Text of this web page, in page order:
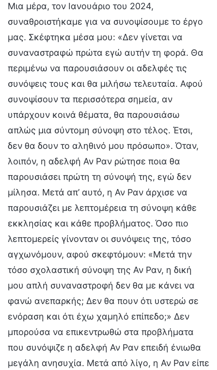
Μια μέρα, τον Ιανουάριο του 2024,
συναθροιστήκαμε για να συνοψίσουμε το έργο
μας. Σκέφτηκα μέσα μου: «Δεν γίνεται να
συναναστραφώ πρώτα εγώ αυτήν τη φορά. Θα
περιμένω να παρουσιάσουν οι αδελφές τις
συνόψεις τους και θα μιλήσω τελευταία. Αφού
συνοψίσουν τα περισσότερα σημεία, αν
υπάρχουν κοινά θέματα, θα παρουσιάσω
απλώς μια σύντομη σύνοψη στο τέλος. Έτσι,
δεν θα δουν το αληθινό μου πρόσωπο». Όταν,
λοιπόν, η αδελφή Αν Ραν ρώτησε ποια θα
παρουσιάσει πρώτη τη σύνοψή της, εγώ δεν
μίλησα. Μετά απ’ αυτό, η Αν Ραν άρχισε να
παρουσιάζει με λεπτομέρεια τη σύνοψη κάθε
εκκλησίας και κάθε προβλήματος. Όσο πιο
λεπτομερείς γίνονταν οι συνόψεις της, τόσο
αγχωνόμουν, αφού σκεφτόμουν: «Μετά την
τόσο σχολαστική σύνοψη της Αν Ραν, η δική
μου απλή συναναστροφή δεν θα με κάνει να
φανώ ανεπαρκής; Δεν θα πουν ότι υστερώ σε
ενόραση και ότι έχω χαμηλό επίπεδο;» Δεν
μπορούσα να επικεντρωθώ στα προβλήματα
που συνόψιζε η αδελφή Αν Ραν επειδή ένιωθα
μεγάλη ανησυχία. Μετά από λίγο, η Αν Ραν είπε